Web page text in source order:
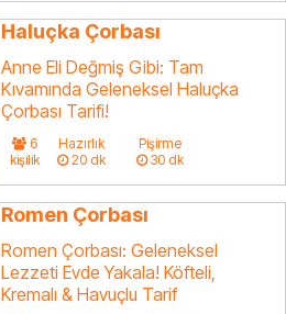
Haluçka Çorbası
Anne Eli Değmiş Gibi: Tam
Kıvamında Geleneksel Haluçka
Çorbası Tarifi!
6
kişilik
Hazırlık
20 dk
Pişirme
30 dk
Romen Çorbası
Romen Çorbası: Geleneksel
Lezzeti Evde Yakala! Köfteli,
Kremalı & Havuçlu Tarif